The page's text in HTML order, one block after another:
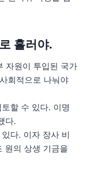
흘러야.
자원이 투입된 국가
회적으로 나눠야
할 수 있다. 이명
다.
다. 이자 장사 비
원의 상생 기금을